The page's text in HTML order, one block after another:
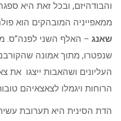
והבודהיזם, ובכל זאת היא
ממאפייניה המובהקים הוא
שאנג – האלף השני לפנה”ס.
שנפטרו, מתוך אמונה
העליונים ושהאבות ייצגו את
הרוחות ויגמלו לצאצאיהם
הדת הסינית היא תערובת